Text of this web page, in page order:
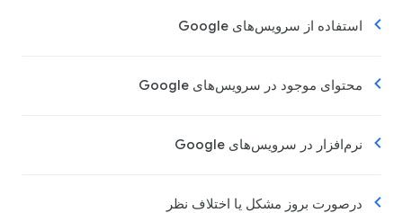
استفاده از سرویس‌های Google
محتوای موجود در سرویس‌های Google
نرم‌افزار در سرویس‌های Google
درصورت بروز مشکل یا اختلاف نظر